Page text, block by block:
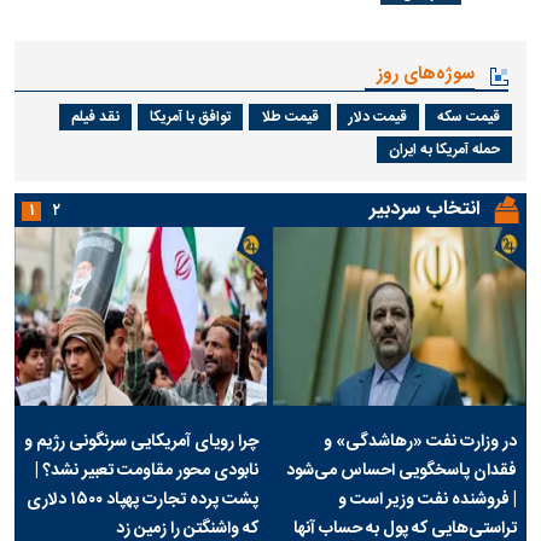
سوژه‌های روز
قیمت سکه قیمت دلار قیمت طلا توافق با آمریکا
نقد فیلم
حمله آمریکا به ایران
انتخاب سردبیر
در وزارت نفت «رهاشدگی» و
فقدان پاسخگویی احساس می‌شود
| فروشنده نفت وزیر است و
تراستی‌هایی که پول به حساب آنها
چرا رویای آمریکایی سرنگونی رژیم و
نابودی محور مقاومت تعبیر نشد؟ |
پشت پرده تجارت پهپاد‌ ۱۵۰۰ دلاری
که واشنگتن را زمین زد
۱ ۲